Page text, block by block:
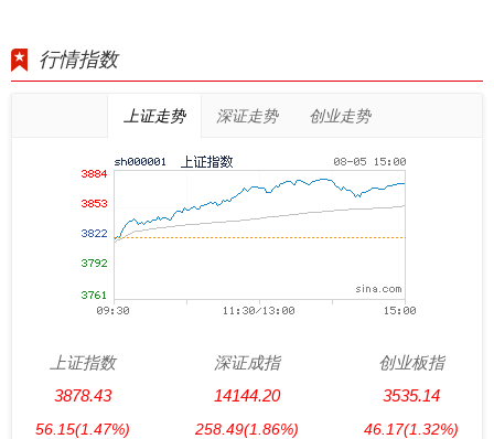
行情指数
上证走势 深证走势 创业走势
上证指数
3878.43
56.15(1.47%)
深证成指
14144.20
258.49(1.86%)
创业板指
3535.14
46.17(1.32%)